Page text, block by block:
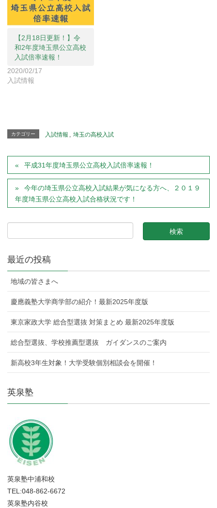
で
開
き
ま
)
【2月18日更新！】令
和2年度埼玉県公立高校
入試倍率速報！
2020/02/17
入試情報
カテゴリー 入試情報 , 埼玉の高校入試
平成31年度埼玉県公立高校入試倍率速報！
今年の埼玉県公立高校入試結果が気になる方へ、２０１９
年度埼玉県公立高校入試合格状況です！
最近の投稿
地域の皆さまへ
慶應義塾大学商学部の紹介！最新2025年度版
東京家政大学 総合型選抜 対策まとめ 最新2025年度版
総合型選抜、学校推薦型選抜 ガイダンスのご案内
新高校3年生対象！大学受験個別相談会を開催！
英泉塾
英泉塾中浦和校
TEL:048-862-6672
英泉塾内谷校